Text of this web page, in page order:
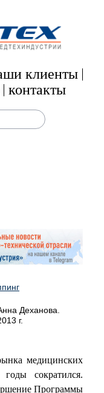
клиенты
контакты
Деханова.
г.
медицинских
сократился.
Программы